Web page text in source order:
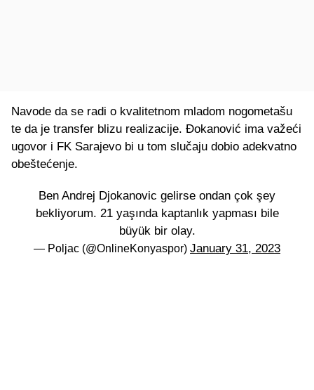
Navode da se radi o kvalitetnom mladom nogometašu
te da je transfer blizu realizacije. Đokanović ima važeći
ugovor i FK Sarajevo bi u tom slučaju dobio adekvatno
obeštećenje.
Ben Andrej Djokanovic gelirse ondan çok şey
bekliyorum. 21 yaşında kaptanlık yapması bile
büyük bir olay.
— Poljac (@OnlineKonyaspor) January 31, 2023